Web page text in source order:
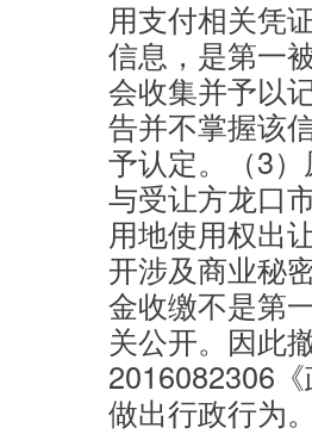
用支付相关凭
信息，是第一
会收集并予以
告并不掌握该
予认定。（3
与受让方龙口
用地使用权出
开涉及商业秘
金收缴不是第
关公开。因此
2016082306
做出行政行为